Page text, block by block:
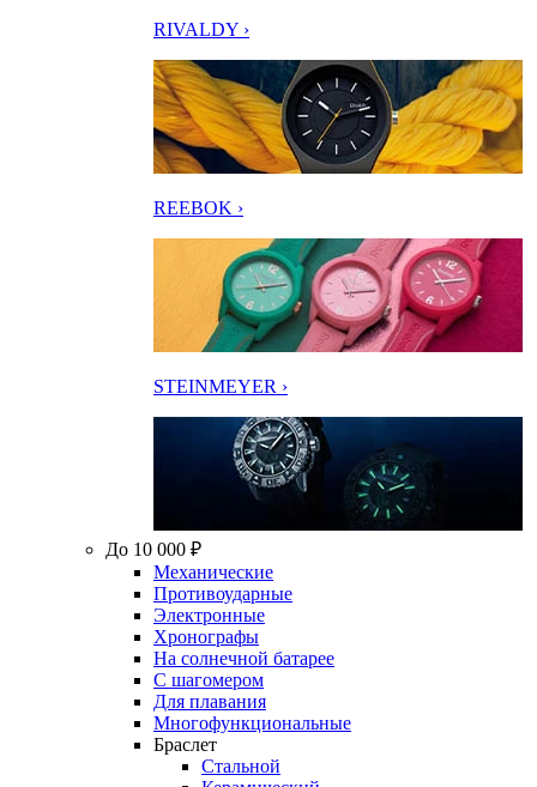
RIVALDY ›
REEBOK ›
STEINMEYER ›
До 10 000 ₽
Механические
Противоударные
Электронные
Хронографы
На солнечной батарее
С шагомером
Для плавания
Многофункциональные
Браслет
Стальной